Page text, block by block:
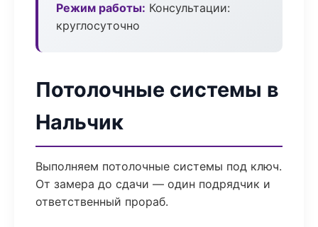
Режим работы: Консультации:
круглосуточно
Потолочные системы в
Нальчик
Выполняем потолочные системы под ключ.
От замера до сдачи — один подрядчик и
ответственный прораб.